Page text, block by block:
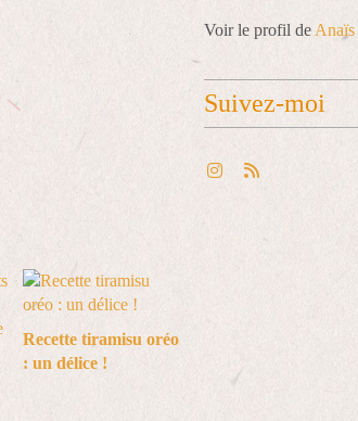
Recette tiramisu oréo
: un délice !
Voir le profil de Anaïs
Suivez-moi